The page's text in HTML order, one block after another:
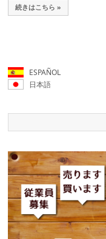
続きはこちら »
ESPAÑOL
日本語